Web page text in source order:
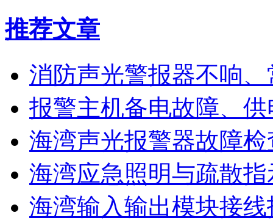
推荐文章
消防声光警报器不响
报警主机备电故障、
海湾声光报警器故障
海湾应急照明与疏散
海湾输入输出模块接